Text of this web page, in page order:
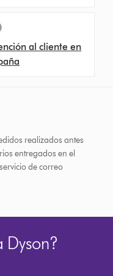
al cliente en
realizados antes
entregados en el
de correo
Dyson?